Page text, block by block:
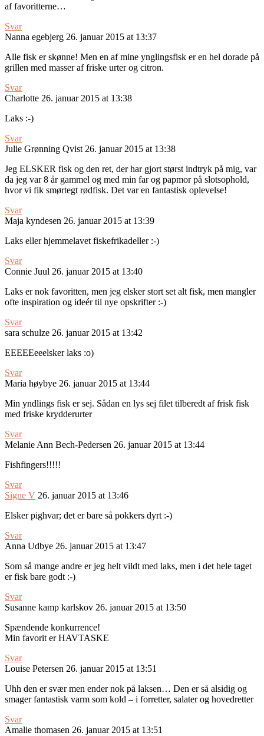
af favoritterne…
Svar
Nanna egebjerg 26. januar 2015 at 13:37
Alle fisk er skønne! Men en af mine ynglingsfisk er en hel dorade på
grillen med masser af friske urter og citron.
Svar
Charlotte 26. januar 2015 at 13:38
Laks :-)
Svar
Julie Grønning Qvist 26. januar 2015 at 13:38
Jeg ELSKER fisk og den ret, der har gjort størst indtryk på mig, var
da jeg var 8 år gammel og med min far og papmor på slotsophold,
hvor vi fik smørtegt rødfisk. Det var en fantastisk oplevelse!
Svar
Maja kyndesen 26. januar 2015 at 13:39
Laks eller hjemmelavet fiskefrikadeller :-)
Svar
Connie Juul 26. januar 2015 at 13:40
Laks er nok favoritten, men jeg elsker stort set alt fisk, men mangler
ofte inspiration og ideér til nye opskrifter :-)
Svar
sara schulze 26. januar 2015 at 13:42
EEEEEeeelsker laks :o)
Svar
Maria høybye 26. januar 2015 at 13:44
Min yndlings fisk er sej. Sådan en lys sej filet tilberedt af frisk fisk
med friske krydderurter
Svar
Melanie Ann Bech-Pedersen 26. januar 2015 at 13:44
Fishfingers!!!!!
Svar
Signe V 26. januar 2015 at 13:46
Elsker pighvar; det er bare så pokkers dyrt :-)
Svar
Anna Udbye 26. januar 2015 at 13:47
Som så mange andre er jeg helt vildt med laks, men i det hele taget
er fisk bare godt :-)
Svar
Susanne kamp karlskov 26. januar 2015 at 13:50
Spændende konkurrence!
Min favorit er HAVTASKE
Svar
Louise Petersen 26. januar 2015 at 13:51
Uhh den er svær men ender nok på laksen… Den er så alsidig og
smager fantastisk varm som kold – i forretter, salater og hovedretter
Svar
Amalie thomasen 26. januar 2015 at 13:51